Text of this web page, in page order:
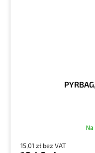
15,01 zł bez VAT